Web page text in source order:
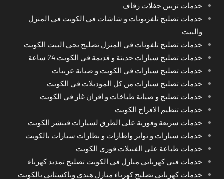
خدمات تزيين حفلات زفاف
خدمات تصليح تلفزيونات و شاشات في الكويت في المنزل
والبيت
خدمات تصليح تلفونات في المنزل تصليح يجي البيت الكويت
خدمات تصليح سيارات حديثة و قديمة في الكويت 24 ساعة
خدمات تصليح سيارات في الكويت و صيانة عربيات
خدمات تصليح سيارات من كل الموديلات في الكويت
خدمات تصليح و صيانة طباخات و افران غاز في الكويت
خدمات تنظيم الافراح الكويت
خدمات سريعة وفورية على الطرق لسيارات فينشر الكويت
خدمات سيارات و تواير واطارات و بطارات سيارات بالكويت
خدمات طباعة على الفنيلات فوري الكويت
خدمات فني كهربائي منازل في الكويت تصليح تمديد كهرباء
خدمات كهربائي تصليح كهرباء منازل هندي وباكستاني بالكويت